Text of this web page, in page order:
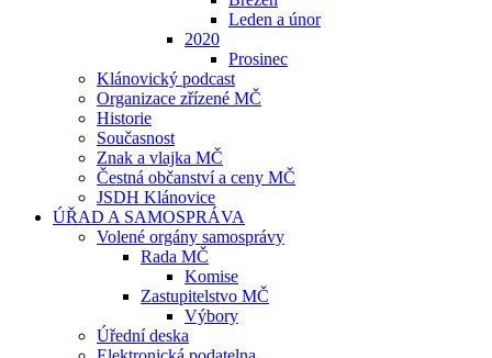
Leden a únor
2020
Prosinec
Klánovický podcast
Organizace zřízené MČ
Historie
Současnost
Znak a vlajka MČ
Čestná občanství a ceny MČ
JSDH Klánovice
ÚŘAD A SAMOSPRÁVA
Volené orgány samosprávy
Rada MČ
Komise
Zastupitelstvo MČ
Výbory
Úřední deska